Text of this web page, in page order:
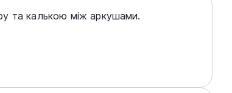
та калькою між аркушами.